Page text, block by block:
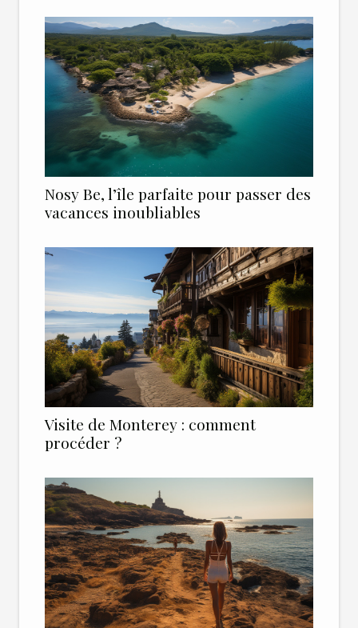
Nosy Be, l’île parfaite pour passer des
vacances inoubliables
Visite de Monterey : comment
procéder ?